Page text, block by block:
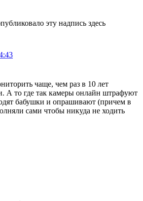
эту надпись здесь
чаще, чем раз в 10 лет
А то где так камеры онлайн штрафуют
бабушки и опрашивают (причем в
сами чтобы никуда не ходить